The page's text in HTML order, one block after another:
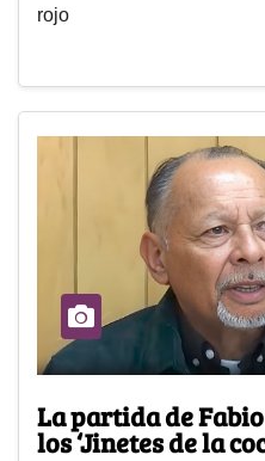
rojo
La partida de
los ‘Jinetes de la